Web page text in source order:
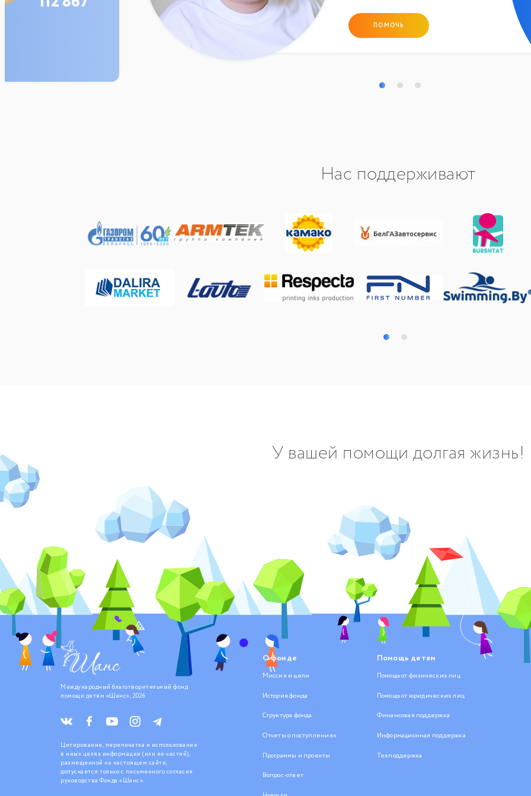
ПОМОЧЬ
Нас поддерживают
У вашей помощи долгая жизнь!
Международный благотворительный фонд
помощи детям «Шанс», 2026
Цитирование, перепечатка и использование
в иных целях информации (или ее частей),
размещенной на настоящем сайте,
допускается только с письменного согласия
руководства Фонда «Шанс».
О фонде
Миссия и цели
История фонда
Структура фонда
Отчеты о поступлениях
Программы и проекты
Вопрос-ответ
Помощь детям
Помощь от физических лиц
Помощь от юридических лиц
Финансовая поддержка
Информационная поддержка
Техподдержка